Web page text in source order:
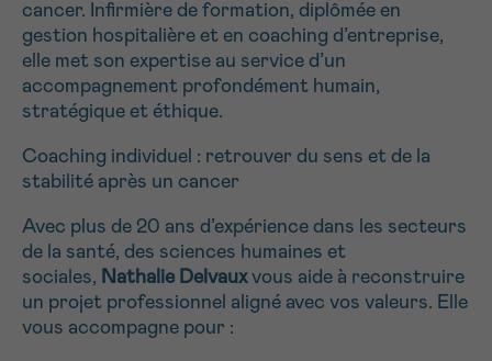
cancer. Infirmière de formation, diplômée en
gestion hospitalière et en coaching d’entreprise,
elle met son expertise au service d’un
accompagnement profondément humain,
stratégique et éthique.
Coaching individuel : retrouver du sens et de la
stabilité après un cancer
Avec plus de 20 ans d’expérience dans les secteurs
de la santé, des sciences humaines et
sociales, Nathalie Delvauxvous aide à reconstruire
un projet professionnel aligné avec vos valeurs. Elle
vous accompagne pour :
VOTRE QUESTION
J’accepte lesconditions d’utilisations
*CHAMP OBLIGATOIRE
Envoyer